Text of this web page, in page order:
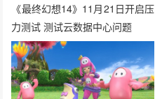
《最终幻想14》11月21日开启压
力测试 测试云数据中心问题